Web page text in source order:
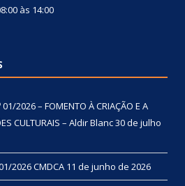
às 14:00
2026 – FOMENTO À CRIAÇÃO E A
CULTURAIS – Aldir Blanc30 de julho
2026 CMDCA 11 de junho de 2026